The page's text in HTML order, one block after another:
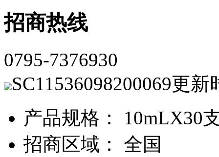
招商热线
0795-7376930
SC11536098200069更新
产品规格： 10mLX30
招商区域： 全国